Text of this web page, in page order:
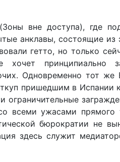
вне доступа), где
анклавы, состоящие из
гетто, но только
хочет принципиально
Одновременно тот же
пришедшим в Испании
всеми ужасами прямого
бюрократии не
здесь служит